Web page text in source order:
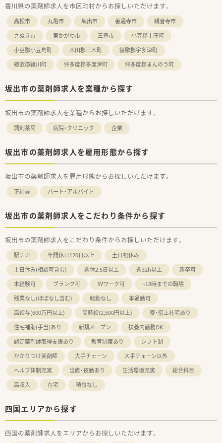
【募集背景と求める人物像について】
■調剤薬局のサービス向上と体制強化を目的とした増員募集で
あり、正社員として地域医療に貢献してくれる仲間を求めていま
す。
■年齢は20代から50代まで幅広く歓迎しており、これまでのご
経験を活かして即戦力として活躍していただける方を募集中で
す。
■患者様一人ひとりの気持ちに優しく寄り添い、丁寧で明るいコ
します。
■香川県坂出市と観音寺市にそれぞれ1店舗ずつの計2店舗を運
営しており、地域に密着したアットホームな薬局を展開していま
す。
世代の方でも安心して気軽に利用できる薬局づくりに注力して
います。
ービスを積極的に導入し、時代の変化に合わせた柔軟な運営が特
徴です。
■日曜日のほか祝日もしっかりとお休みとなっており、その他の
休日はシフトを組むことで週休2日を確保できる勤務体制です。
■有給休暇は法定通りにしっかりと付与されるため、プライベー
トの予定を大切にしながら計画的にリフレッシュが可能です。
■在宅業務への注力具合や詳細な残業時間については、転職前に
気になる点として事前の確認をおすすめする重要な項目となり
ます。
香川県の薬剤師求人を市区町村からお探しいただけます。
高松市 丸亀市 坂出市 善通寺市
観音寺市
さぬき市
東かがわ市 三豊市
小豆郡土庄町
小豆郡小豆島町
木田郡三木町
綾歌郡宇多津町
綾歌郡綾川町
仲多度郡多度津町 仲多度郡まんのう町
坂出市の薬剤師求人を業種から探す
坂出市の薬剤師求人を業種からお探しいただけます。
調剤薬局 病院・クリニック 企業
坂出市の薬剤師求人を雇用形態から探す
坂出市の薬剤師求人を雇用形態からお探しいただけます。
正社員 パート・アルバイト
坂出市の薬剤師求人をこだわり条件から探す
坂出市の薬剤師求人をこだわり条件からお探しいただけます。
駅チカ 年間休日120日以上
土日祝休み
土日休み(相談可含む)
週休2.5日以上 週32h以上
新卒可
未経験可
ブランク可 Ｗワーク可
~18時までの職場
残業なし(ほぼなし含む)
転勤なし
車通勤可
高給与(600万円以上)
高時給(2,500円以上)
寮・借上社宅あり
住宅補助(手当)あり
新規オープン
扶養内勤務OK
認定薬剤師取得支援あり
教育制度あり
シフト制
かかりつけ薬剤師
大手チェーン
大手チェーン以外
ヘルプ体制充実
当直・夜勤あり 生活環境充実
総合科目
高収入
在宅 積雪なし
四国エリアから探す
四国の薬剤師求人をエリアからお探しいただけます。